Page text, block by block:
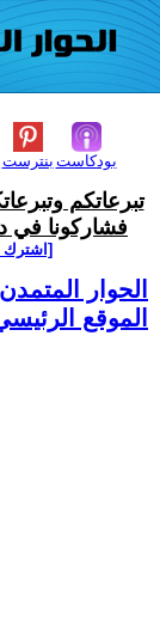
بنترست بودكاست
تبرعاتكم
فشاركونا في
[اشترك
الحوار
الموقع